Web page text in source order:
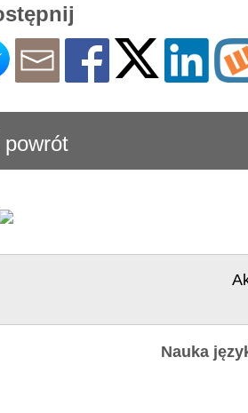
powrót
Nauka